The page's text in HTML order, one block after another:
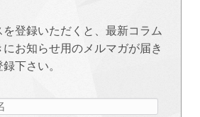
を登録いただくと、最新コラム
お知らせ用のメルマガが届き
下さい。